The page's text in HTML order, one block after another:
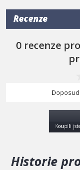
Recenze
0 recenze
Koupili
Historie